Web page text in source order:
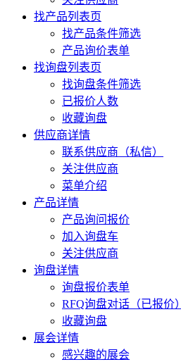
找产品列表页
找产品条件筛选
产品询价表单
找询盘列表页
找询盘条件筛选
已报价人数
收藏询盘
供应商详情
联系供应商（私信）
关注供应商
菜单介绍
产品详情
产品询问报价
加入询盘车
关注供应商
询盘详情
询盘报价表单
RFQ询盘对话（已报价）
收藏询盘
展会详情
感兴趣的展会